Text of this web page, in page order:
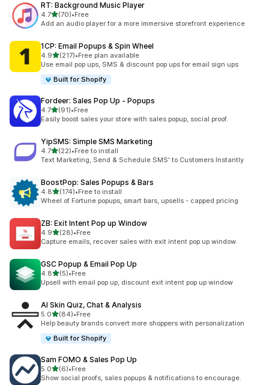
RT: Background Music Player
4.7เต็ม 5 ดาว
(70)
ทั้งหมด 70 รีวิว
•Free
Add an audio player for a more immersive storefront experience
1CP: Email Popups & Spin Wheel
4.9เต็ม 5 ดาว
(217)
ทั้งหมด 217 รีวิว
•Free plan available
Use email pop ups, SMS & discount pop ups for email sign ups
Built for Shopify
Fordeer: Sales Pop Up ‑ Popups
4.7เต็ม 5 ดาว
(91)
ทั้งหมด 91 รีวิว
•Free
Easily boost sales your store with sales popup, social proof.
YipSMS: Simple SMS Marketing
4.7เต็ม 5 ดาว
(22)
ทั้งหมด 22 รีวิว
•Free to install
Text Marketing, Send & Schedule SMS' to Customers Instantly
BoostPop: Sales Popups & Bars
4.8เต็ม 5 ดาว
(174)
ทั้งหมด 174 รีวิว
•Free to install
Wheel of Fortune popups, smart bars, upsells - capped pricing
ZB: Exit Intent Pop up Window
4.9เต็ม 5 ดาว
(28)
ทั้งหมด 28 รีวิว
•Free
Capture emails, recover sales with exit intent pop up window.
GSC Popup & Email Pop Up
4.8เต็ม 5 ดาว
(5)
ทั้งหมด 5 รีวิว
•Free
Upsell with email pop up, discount exit intent pop up window
AI Skin Quiz, Chat & Analysis
5.0เต็ม 5 ดาว
(84)
ทั้งหมด 84 รีวิว
•Free
Help beauty brands convert more shoppers with personalization
Built for Shopify
Sam FOMO & Sales Pop Up
5.0เต็ม 5 ดาว
(6)
ทั้งหมด 6 รีวิว
•Free
Show social proofs, sales popups & notifications to encourage.